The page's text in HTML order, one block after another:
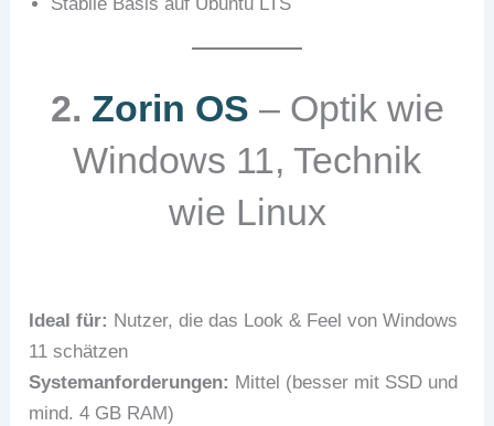
2. Zorin OS – Optik wie
Windows 11, Technik
wie Linux
Ideal für: Nutzer, die das Look & Feel von Windows
11 schätzen
Systemanforderungen: Mittel (besser mit SSD und
mind. 4 GB RAM)